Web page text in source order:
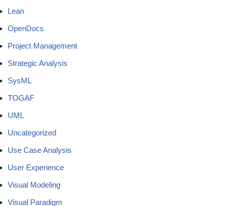
Lean
OpenDocs
Project Management
Strategic Analysis
SysML
TOGAF
UML
Uncategorized
Use Case Analysis
User Experience
Visual Modeling
Visual Paradigm